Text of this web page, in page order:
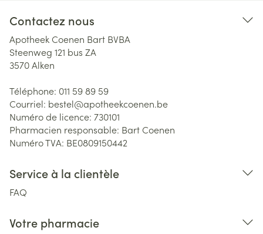
Contactez nous
Apotheek Coenen Bart BVBA
Steenweg 121 bus ZA
3570Alken
Téléphone: 011 59 89 59
Courriel: bestel@apotheekcoenen.be
Numéro de licence: 730101
Pharmacien responsable: Bart Coenen
Numéro TVA: BE0809150442
Service à la clientèle
FAQ
Votre pharmacie